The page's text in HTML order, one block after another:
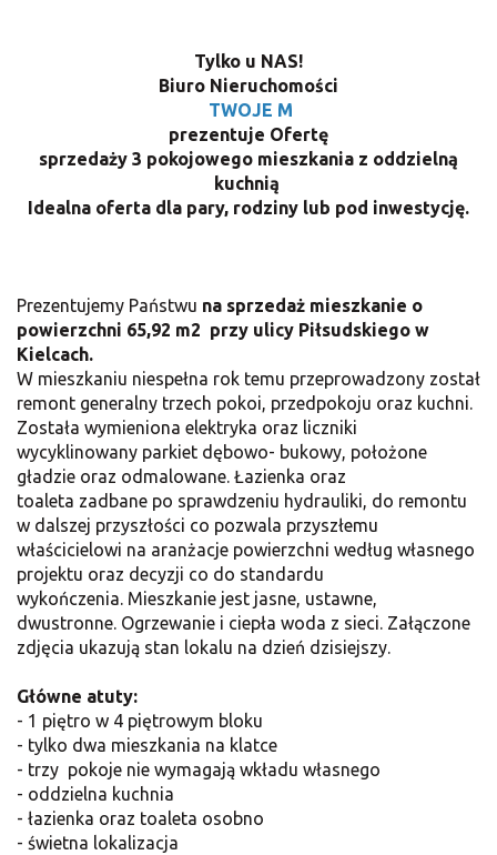
Tylko u NAS!
Biuro Nieruchomości
TWOJE M
prezentuje Ofertę
sprzedaży 3 pokojowego mieszkania z oddzielną
kuchnią
Idealna oferta dla pary, rodziny lub pod inwestycję.
Prezentujemy Państwu na sprzedaż mieszkanie o
powierzchni 65,92 m2 przy ulicy Piłsudskiego w
Kielcach.
W mieszkaniu niespełna rok temu przeprowadzony został
remont generalny trzech pokoi, przedpokoju oraz kuchni.
Została wymieniona elektryka oraz liczniki
wycyklinowany parkiet dębowo- bukowy, położone
gładzie oraz odmalowane. Łazienka oraz
toaleta zadbane po sprawdzeniu hydrauliki, do remontu
w dalszej przyszłości co pozwala przyszłemu
właścicielowi na aranżacje powierzchni według własnego
projektu oraz decyzji co do standardu
wykończenia. Mieszkanie jest jasne, ustawne,
dwustronne. Ogrzewanie i ciepła woda z sieci. Załączone
zdjęcia ukazują stan lokalu na dzień dzisiejszy.
Główne atuty:
- 1 piętro w 4 piętrowym bloku
- tylko dwa mieszkania na klatce
- trzy pokoje nie wymagają wkładu własnego
- oddzielna kuchnia
- łazienka oraz toaleta osobno
- świetna lokalizacja